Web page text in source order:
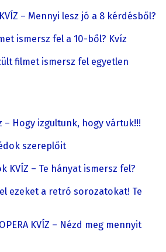
– Mennyi lesz jó a 8 kérdésből?
ismersz fel a 10-ből? Kvíz
filmet ismersz fel egyetlen
Hogy izgultunk, hogy vártuk!!!
szereplőit
KVÍZ – Te hányat ismersz fel?
ezeket a retró sorozatokat! Te
KVÍZ – Nézd meg mennyit